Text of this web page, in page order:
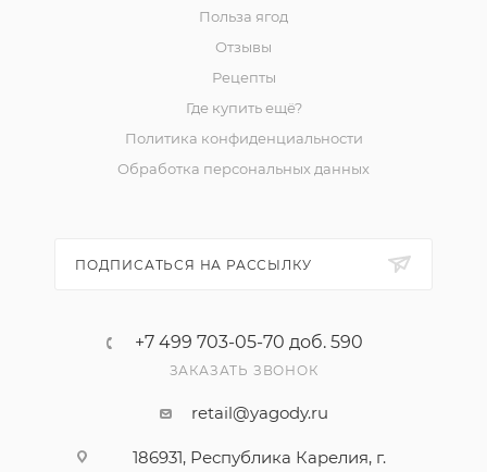
Польза ягод
Отзывы
Рецепты
Где купить ещё?
Политика конфиденциальности
Обработка персональных данных
ПОДПИСАТЬСЯ НА РАССЫЛКУ
+7 499 703-05-70 доб. 590
ЗАКАЗАТЬ ЗВОНОК
retail@yagody.ru
186931, Республика Карелия, г.